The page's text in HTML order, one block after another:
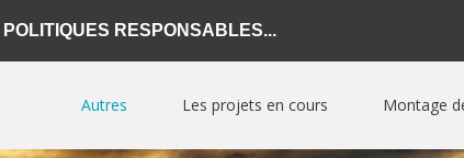
RESPONSABLES...
Autres Les projets en cours Montage